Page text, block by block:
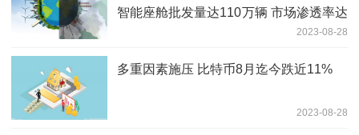
智能座舱批发量达110万辆 市场渗透率达
2023-08-28
多重因素施压 比特币8月迄今跌近11%
2023-08-28